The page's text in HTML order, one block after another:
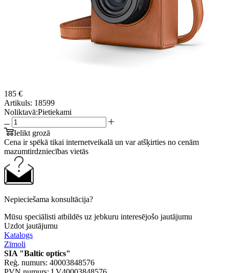
185 €
Artikuls: 18599
Noliktavā:Pietiekami
Ielikt grozā
Cena ir spēkā tikai internetveikalā un var atšķirties no cenām
mazumtirdzniecības vietās
Nepieciešama konsultācija?
Mūsu speciālisti atbildēs uz jebkuru interesējošo jautājumu
Uzdot jautājumu
Katalogs
Zīmoli
SIA "Baltic optics"
Reģ. numurs: 40003848576